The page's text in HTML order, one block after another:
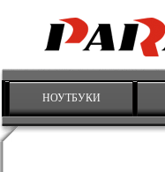
НОУТБУКИ